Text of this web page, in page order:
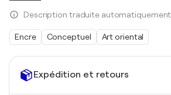
Expédition et retours
Description traduite automatiquement.
Encre Conceptuel Art oriental